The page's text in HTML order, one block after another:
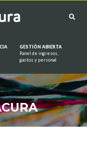
GESTIÓN ABIERTA
Panel de ingresos,
gastos y personal